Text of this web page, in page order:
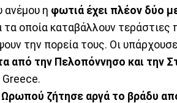
ανέμου η φωτιά έχει πλέον δύο
τα οποία καταβάλλουν τεράστιες
την πορεία τους. Οι
από την Πελοπόννησο και την
ζήτησε αργά το βράδυ